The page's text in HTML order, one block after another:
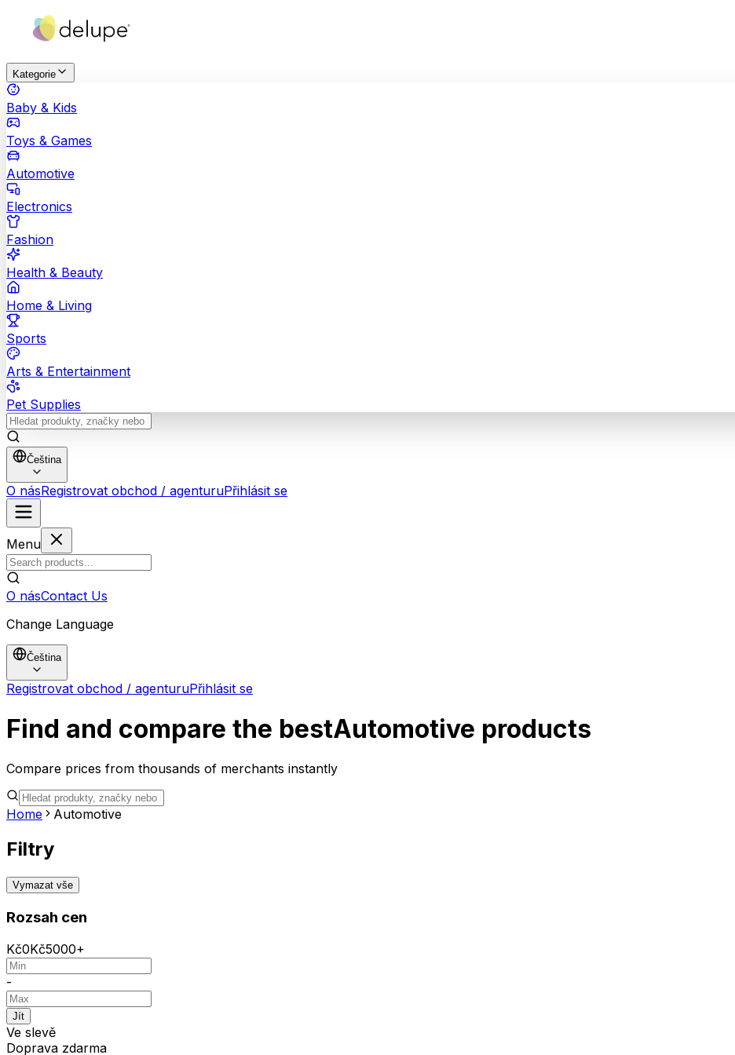
Kategorie
Baby & Kids
Toys & Games
Automotive
Electronics
Fashion
Health & Beauty
Home & Living
Sports
Arts & Entertainment
Pet Supplies
Čeština
O násRegistrovat obchod / agenturuPřihlásit se
Menu
O násContact Us
Change Language
Čeština
Registrovat obchod / agenturuPřihlásit se
Find and compare the bestAutomotive products
Compare prices from thousands of merchants instantly
Home Automotive
Filtry
Vymazat vše
Rozsah cen
Kč0Kč5000+
-
Jít
Ve slevě
Doprava zdarma